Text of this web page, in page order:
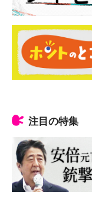
注目の特集